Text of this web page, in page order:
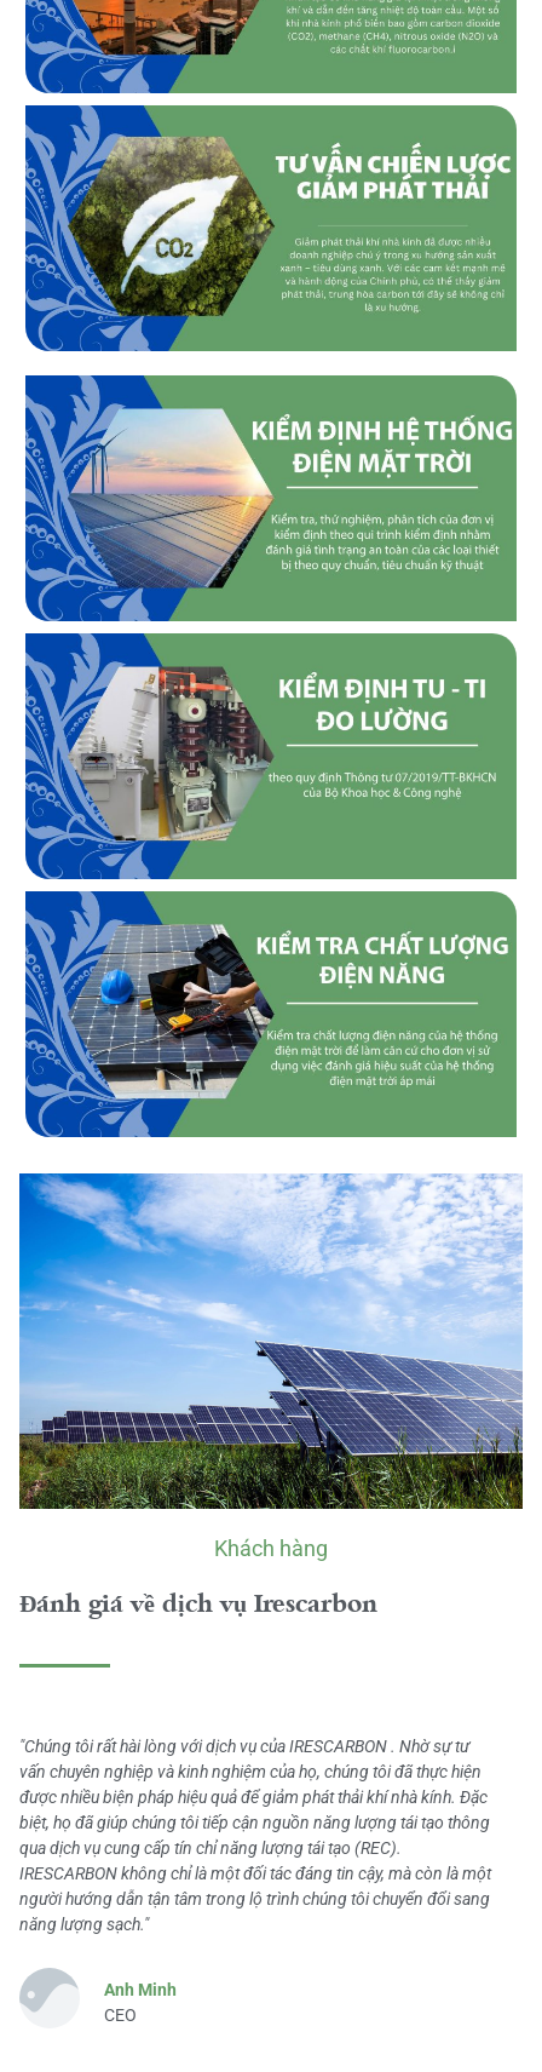
Khách hàng
Đánh giá về dịch vụ Irescarbon
"Chúng tôi rất hài lòng với dịch vụ của IRESCARBON . Nhờ sự tư
vấn chuyên nghiệp và kinh nghiệm của họ, chúng tôi đã thực hiện
được nhiều biện pháp hiệu quả để giảm phát thải khí nhà kính. Đặc
biệt, họ đã giúp chúng tôi tiếp cận nguồn năng lượng tái tạo thông
qua dịch vụ cung cấp tín chỉ năng lượng tái tạo (REC).
IRESCARBON không chỉ là một đối tác đáng tin cậy, mà còn là một
người hướng dẫn tận tâm trong lộ trình chúng tôi chuyển đổi sang
năng lượng sạch."
Anh Minh
CEO